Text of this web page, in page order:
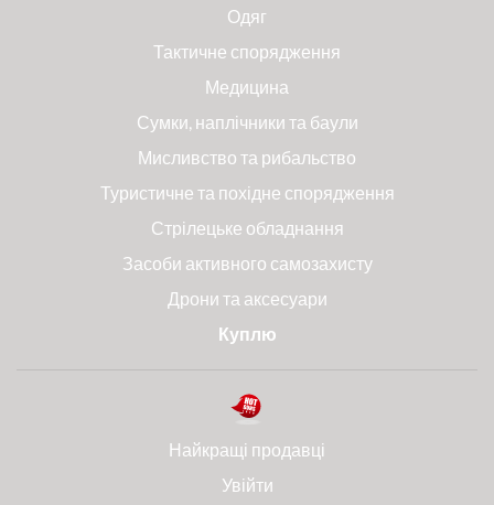
Одяг
Тактичне спорядження
Медицина
Сумки, наплічники та баули
Мисливство та рибальство
Туристичне та похідне спорядження
Стрілецьке обладнання
Засоби активного самозахисту
Дрони та аксесуари
Куплю
Найкращі продавці
Увійти